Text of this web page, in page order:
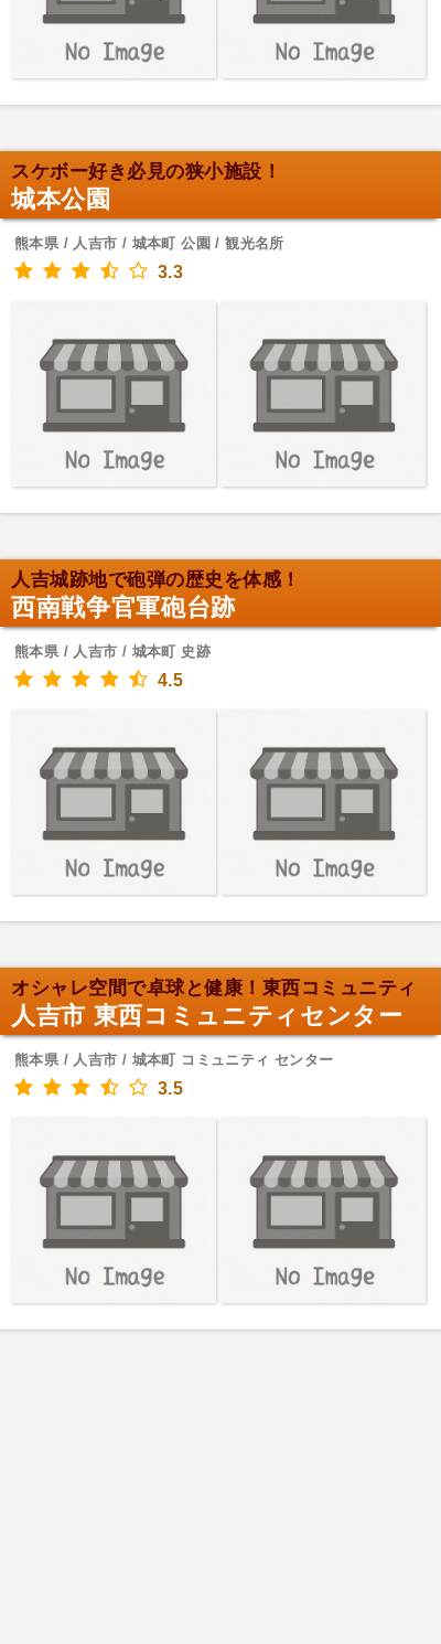
スケボー好き必見の狭小施設！
城本公園
熊本県 / 人吉市 / 城本町 公園 / 観光名所
3.3
人吉城跡地で砲弾の歴史を体感！
西南戦争官軍砲台跡
熊本県 / 人吉市 / 城本町 史跡
4.5
オシャレ空間で卓球と健康！東西コミュニティ
人吉市 東西コミュニティセンター
熊本県 / 人吉市 / 城本町 コミュニティ センター
3.5